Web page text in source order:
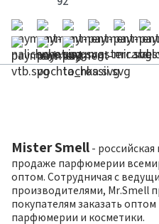
Mister Smell -
продаже парфюмерии
оптом. Сотрудничая с
производителями, Mr.Smell
покупателям заказать
парфюмерии и косметики.